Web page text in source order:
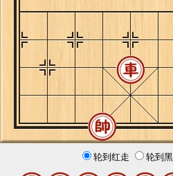
轮到红走 轮到